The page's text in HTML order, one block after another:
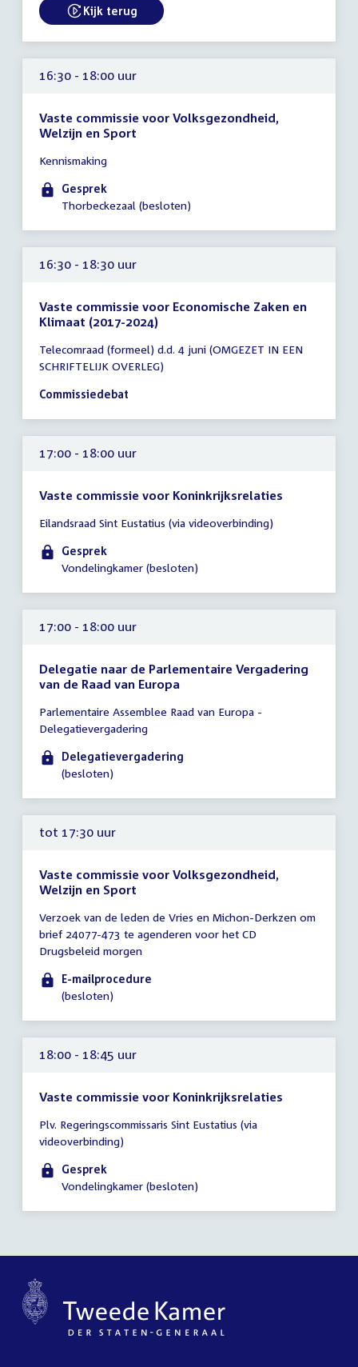
uur
External link:
Kijk terug
16:30 - 18:00 uur
Vaste commissie voor Volksgezondheid,
Welzijn en Sport
vergadering
16:30
-
uur
Kennismaking
Gesprek
Thorbeckezaal (besloten)
16:30 - 18:30 uur
Vaste commissie voor Economische Zaken en
Klimaat (2017-2024)
vergadering
16:30
-
uur
Telecomraad (formeel) d.d. 4 juni (OMGEZET IN EEN
SCHRIFTELIJK OVERLEG)
Commissiedebat
17:00 - 18:00 uur
Vaste commissie voor Koninkrijksrelaties
vergadering
17:00
-
uur
Eilandsraad Sint Eustatius (via videoverbinding)
Gesprek
Vondelingkamer (besloten)
17:00 - 18:00 uur
Delegatie naar de Parlementaire Vergadering
van de Raad van Europa
vergadering
17:00
18:00
Parlementaire Assemblee Raad van Europa -
Delegatievergadering
Delegatievergadering
(besloten)
tot 17:30 uur
Vaste commissie voor Volksgezondheid,
Welzijn en Sport
vergadering
tot
17:30
uur
Verzoek van de leden de Vries en Michon-Derkzen om
brief 24077-473 te agenderen voor het CD
Drugsbeleid morgen
E-mailprocedure
(besloten)
18:00 - 18:45 uur
Vaste commissie voor Koninkrijksrelaties
vergadering
18:00
18:45
Plv. Regeringscommissaris Sint Eustatius (via
videoverbinding)
Gesprek
Vondelingkamer (besloten)